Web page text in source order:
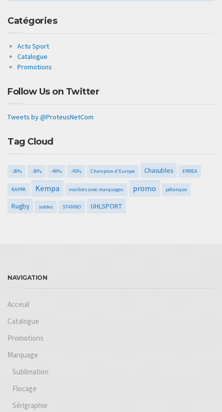
Catégories
Actu Sport
Catalogue
Promotions
Follow Us on Twitter
Tweets by @ProteusNetCom
Tag Cloud
-20% -30% -40% -45% Champion d'Europe Chasubles ERREA
KAPPA Kempa maillots avec marquages promo pétanque
Rugby soldes STANNO UHLSPORT
NAVIGATION
Acceuil
Catalogue
Promotions
Marquage
Sublimation
Flocage
Sérigraphie